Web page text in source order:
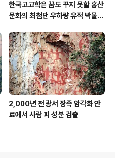
한국고고학은 꿈도 꾸지 못할 홍산
문화의 최첨단 우하량 유적 박물관
2,000년 전 광서 장족 암각화 안
료에서 사람 피 성분 검출